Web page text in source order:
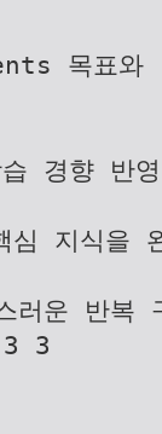
목표와
경향 반영
심 지식을
운 반복
3 3